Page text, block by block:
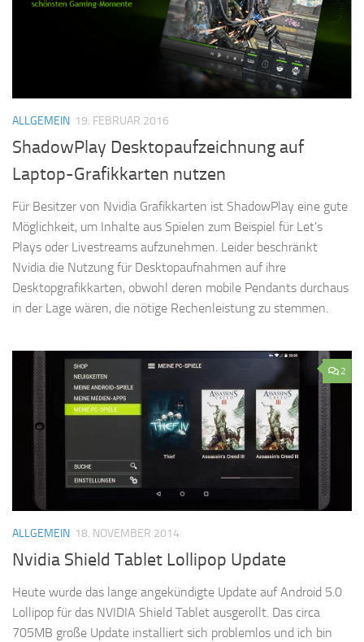
ALLGEMEIN 19. FEBRUAR 2016
ShadowPlay Desktopaufzeichnung auf
Laptop-Grafikkarten nutzen
Für Besitzer von Nvidia Grafikkarten ist ShadowPlay eine gute
Möglichkeit, um Inhalte aus Spielen zum Beispiel für Let’s
Plays oder Livestreams aufzunehmen. Leider beschränkt
Nvidia die Nutzung für Desktopaufnahmen auf ihre
Desktopgrafikkarten, obwohl deren mobile Pendants durchaus
in der Lage wären, die nötige Rechenleistung zu stemmen.
2
ALLGEMEIN 18. NOVEMBER 2014
Nvidia Shield Tablet Lollipop Update
Heute wurde das lange angekündigte Update auf Android 5.0
Lollipop für das NVIDIA Shield Tablet ausgerollt. Das circa
705MB große Update installiert sich problemlos und ich bin